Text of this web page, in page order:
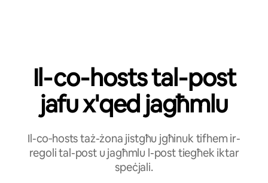
Il‑co‑hosts tal‑post
jafu x'qed jagħmlu
Il-co‑hosts taż-żona jistgħu jgħinuk tifhem ir-
regoli tal-post u jagħmlu l-post tiegħek iktar
speċjali.